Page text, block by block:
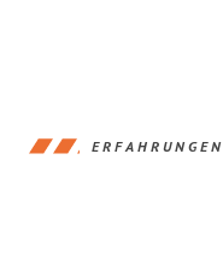
ERFAHRUNGEN